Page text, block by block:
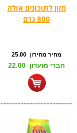
מזון לתוכונים אולה
800 גרם
מחיר מחירון 25.00
חברי מועדון 22.00
-------------------------